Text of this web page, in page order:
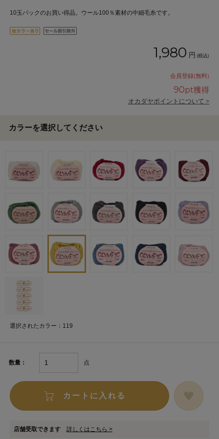
10玉パックのお買い得品。ウール100％素材の中細毛糸です。
1,980 円 (税込)
会員登録(無料)
90pt獲得
オカダヤポイントについて >
カラーを選択してください
選択されたカラー：119
数量： 点
カートに入れる
店舗受取できます 詳しくはこちら >